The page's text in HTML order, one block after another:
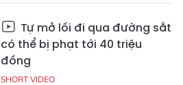
Tự mở lối đi qua đường sắt
có thể bị phạt tới 40 triệu
đồng
SHORT VIDEO